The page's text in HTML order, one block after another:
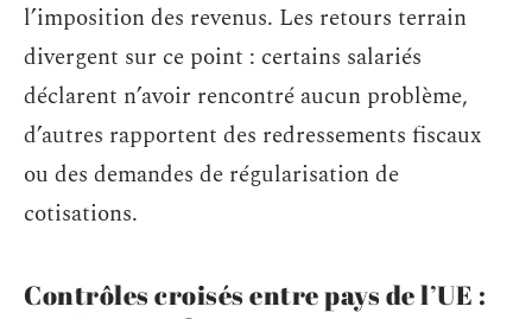
l’imposition des revenus. Les retours terrain
divergent sur ce point : certains salariés
déclarent n’avoir rencontré aucun problème,
d’autres rapportent des redressements fiscaux
ou des demandes de régularisation de
cotisations.
Contrôles croisés entre pays de l’UE :